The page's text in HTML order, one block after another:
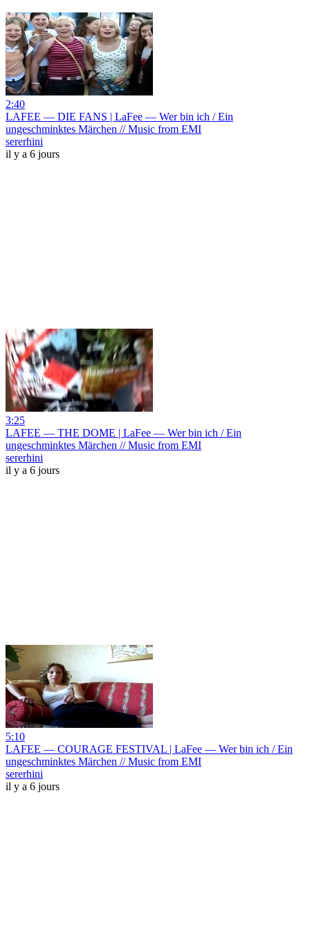
2:40
LAFEE — DIE FANS | LaFee — Wer bin ich / Ein
ungeschminktes Märchen // Music from EMI
sererhini
il y a 6 jours
3:25
LAFEE — THE DOME | LaFee — Wer bin ich / Ein
ungeschminktes Märchen // Music from EMI
sererhini
il y a 6 jours
5:10
LAFEE — COURAGE FESTIVAL | LaFee — Wer bin ich / Ein
ungeschminktes Märchen // Music from EMI
sererhini
il y a 6 jours